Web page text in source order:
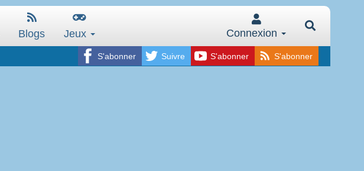
Blogs Jeux Connexion
S'abonner Suivre S'abonner S'abonner